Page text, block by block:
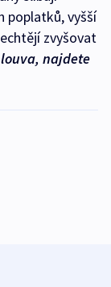
poplatků, vyšší
zvyšovat
najdete